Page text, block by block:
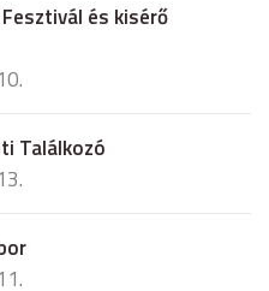
és kisérő
Találkozó